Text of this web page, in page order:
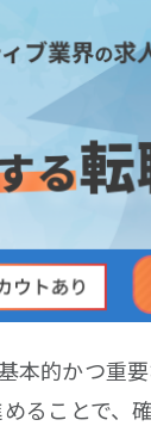
本的かつ重
ることで、